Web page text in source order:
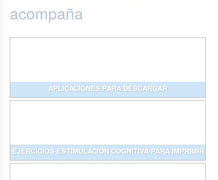
acompaña
APLICACIONES PARA DESCARGAR
EJERCICIOS ESTIMULACIÓN COGNITIVA PARA IMPRIMIR